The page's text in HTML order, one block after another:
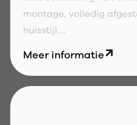
montage, volledig
huisstijl....
Meer informatie